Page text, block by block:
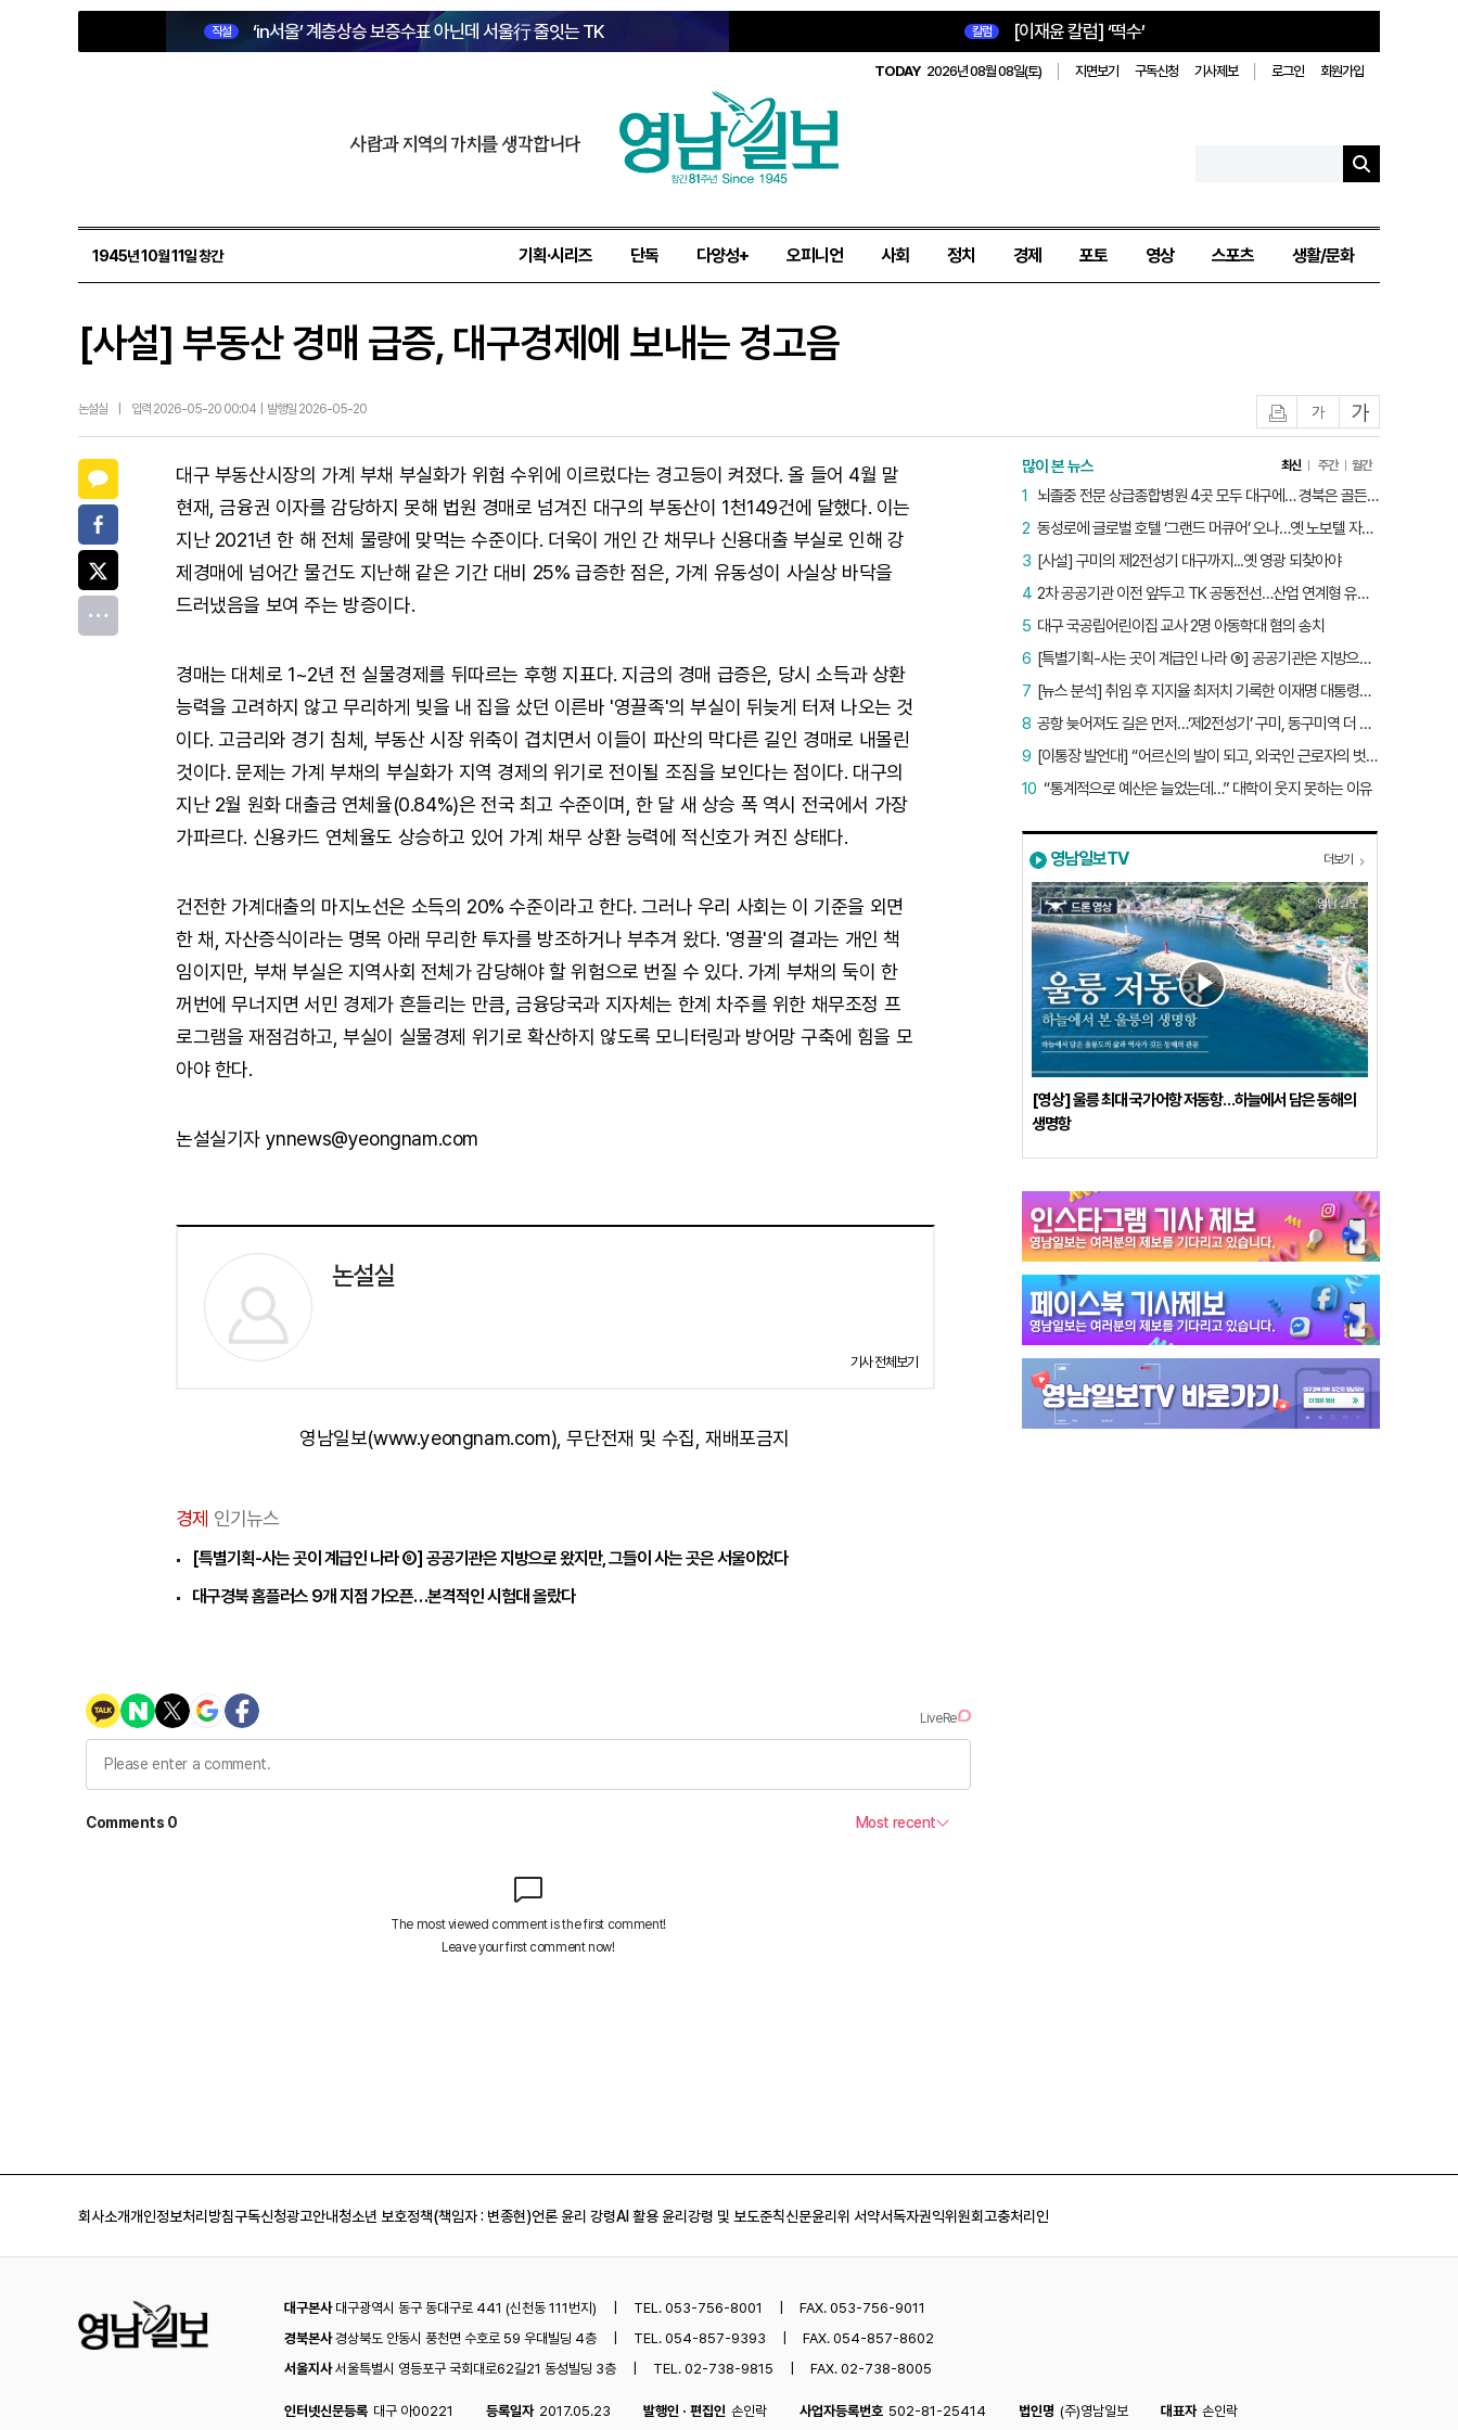
직설 ‘in서울’ 계층상승 보증수표 아닌데 서울行 줄잇는 TK 칼럼 [이재윤 칼럼] ‘떡수’
TODAY 2026년 08월 08일(토) 지면보기 구독신청 기사제보 로그인 회원가입
사람과 지역의 가치를 생각합니다
1945년 10월 11일 창간 기획·시리즈 단독 다양성+ 오피니언 사회 정치 경제 포토 영상 스포츠 생활/문화
[사설] 부동산 경매 급증, 대구경제에 보내는 경고음
논설실 입력 2026-05-20 00:04 | 발행일 2026-05-20 글자작게글자크게
대구 부동산시장의 가계 부채 부실화가 위험 수위에 이르렀다는 경고등이 켜졌다. 올 들어 4월 말
현재, 금융권 이자를 감당하지 못해 법원 경매로 넘겨진 대구의 부동산이 1천149건에 달했다. 이는
지난 2021년 한 해 전체 물량에 맞먹는 수준이다. 더욱이 개인 간 채무나 신용대출 부실로 인해 강
제경매에 넘어간 물건도 지난해 같은 기간 대비 25% 급증한 점은, 가계 유동성이 사실상 바닥을
드러냈음을 보여 주는 방증이다.
경매는 대체로 1~2년 전 실물경제를 뒤따르는 후행 지표다. 지금의 경매 급증은, 당시 소득과 상환
능력을 고려하지 않고 무리하게 빚을 내 집을 샀던 이른바 '영끌족'의 부실이 뒤늦게 터져 나오는 것
이다. 고금리와 경기 침체, 부동산 시장 위축이 겹치면서 이들이 파산의 막다른 길인 경매로 내몰린
것이다. 문제는 가계 부채의 부실화가 지역 경제의 위기로 전이될 조짐을 보인다는 점이다. 대구의
지난 2월 원화 대출금 연체율(0.84%)은 전국 최고 수준이며, 한 달 새 상승 폭 역시 전국에서 가장
가파르다. 신용카드 연체율도 상승하고 있어 가계 채무 상환 능력에 적신호가 켜진 상태다.
건전한 가계대출의 마지노선은 소득의 20% 수준이라고 한다. 그러나 우리 사회는 이 기준을 외면
한 채, 자산증식이라는 명목 아래 무리한 투자를 방조하거나 부추겨 왔다. '영끌'의 결과는 개인 책
임이지만, 부채 부실은 지역사회 전체가 감당해야 할 위험으로 번질 수 있다. 가계 부채의 둑이 한
꺼번에 무너지면 서민 경제가 흔들리는 만큼, 금융당국과 지자체는 한계 차주를 위한 채무조정 프
로그램을 재점검하고, 부실이 실물경제 위기로 확산하지 않도록 모니터링과 방어망 구축에 힘을 모
아야 한다.
논설실기자 ynnews@yeongnam.com
논설실
기사 전체보기
영남일보(www.yeongnam.com), 무단전재 및 수집, 재배포금지
경제 인기뉴스
[특별기획-사는 곳이 계급인 나라 ⑨] 공공기관은 지방으로 왔지만, 그들이 사는 곳은 서울이었다
대구경북 홈플러스 9개 지점 가오픈…본격적인 시험대 올랐다
많이 본 뉴스 최신 주간 월간
뇌졸중 전문 상급종합병원 4곳 모두 대구에… 경북은 골든타임 사각지대
1
동성로에 글로벌 호텔 ‘그랜드 머큐어’ 오나…옛 노보텔 자리 사무실 개설
2
[사설] 구미의 제2전성기 대구까지...옛 영광 되찾아야
3
2차 공공기관 이전 앞두고 TK 공동전선…산업 연계형 유치 승부수
4
대구 국공립어린이집 교사 2명 아동학대 혐의 송치
5
[특별기획-사는 곳이 계급인 나라 ⑨] 공공기관은 지방으로 왔지만, 그들이 사는 곳은 서울이었다
6
[뉴스 분석] 취임 후 지지율 최저치 기록한 이재명 대통령…왜?
7
공항 늦어져도 길은 먼저…‘제2전성기’ 구미, 동구미역 더 절실
8
[이통장 발언대] “어르신의 발이 되고, 외국인 근로자의 벗이 되고”…박상철 이장의 ‘사람 농사’
9
“통계적으로 예산은 늘었는데…” 대학이 웃지 못하는 이유
10
영남일보TV 더보기
[영상] 울릉 최대 국가어항 저동항…하늘에서 담은 동해의
생명항
회사소개개인정보처리방침구독신청광고안내청소년 보호정책(책임자 : 변종현)언론 윤리 강령AI 활용 윤리강령 및 보도준칙신문윤리위 서약서독자권익위원회고충처리인
대구본사대구광역시 동구 동대구로 441 (신천동 111번지) TEL. 053-756-8001
FAX. 053-756-9011
경북본사경상북도 안동시 풍천면 수호로 59 우대빌딩 4층 TEL. 054-857-9393
FAX. 054-857-8602
서울지사서울특별시 영등포구 국회대로62길21 동성빌딩 3층 TEL. 02-738-9815 FAX. 02-738-8005
인터넷신문등록 대구 아00221 등록일자 2017.05.23 발행인 · 편집인 손인락 사업자등록번호 502-81-25414 법인명 (주)영남일보 대표자 손인락